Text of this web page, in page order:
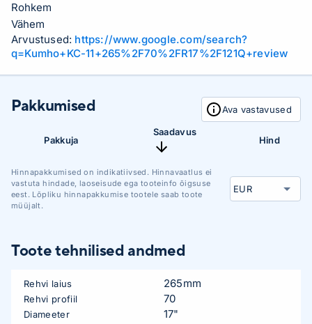
Rohkem
Vähem
Arvustused: https://www.google.com/search?
q=Kumho+KC-11+265%2F70%2FR17%2F121Q+review
Pakkumised Ava vastavused
Pakkuja
Saadavus
Hind
Hinnapakkumised on indikatiivsed. Hinnavaatlus ei
vastuta hindade, laoseisude ega tooteinfo õigsuse
eest. Lõpliku hinnapakkumise tootele saab toote
müüjalt.
Toote tehnilised andmed
Rehvi laius 265mm
Rehvi profiil 70
Diameeter 17"